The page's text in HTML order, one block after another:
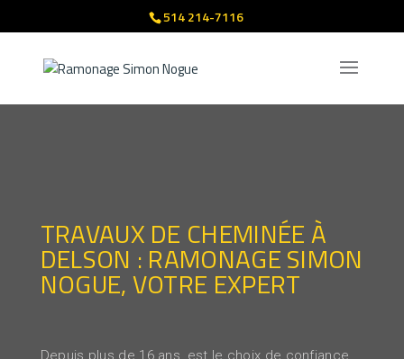
514 214-7116
TRAVAUX DE CHEMINÉE À
DELSON : RAMONAGE SIMON
NOGUE, VOTRE EXPERT
Depuis plus de 16 ans, est le choix de confiance